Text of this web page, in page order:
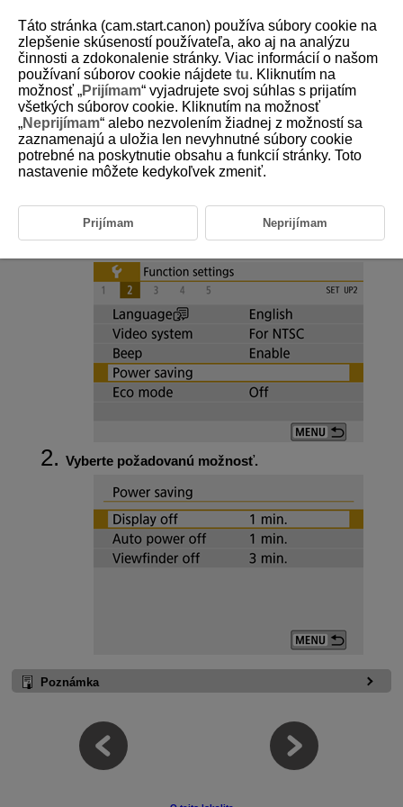
D101-179
Úspora energie
Môžete nastaviť časovanie automatického vypnutia obrazovky,
fotoaparátu a hľadáčika, keď necháte fotoaparát v nečinnosti (vypnutie
obrazovky, automatické vypnutie a vypnutie hľadáčika).
Vyberte položku [ Power saving/ :Úspora
Vyberte požadovanú možnosť.
Poznámka
Táto stránka (cam.start.canon) používa súbory cookie na
zlepšenie skúseností používateľa, ako aj na analýzu
činnosti a zdokonalenie stránky. Viac informácií o našom
používaní súborov cookie nájdete tu. Kliknutím na
možnosť „Prijímam“ vyjadrujete svoj súhlas s prijatím
všetkých súborov cookie. Kliknutím na možnosť
„Neprijímam“ alebo nezvolením žiadnej z možností sa
zaznamenajú a uložia len nevyhnutné súbory cookie
potrebné na poskytnutie obsahu a funkcií stránky. Toto
nastavenie môžete kedykoľvek zmeniť.
Prijímam Neprijímam